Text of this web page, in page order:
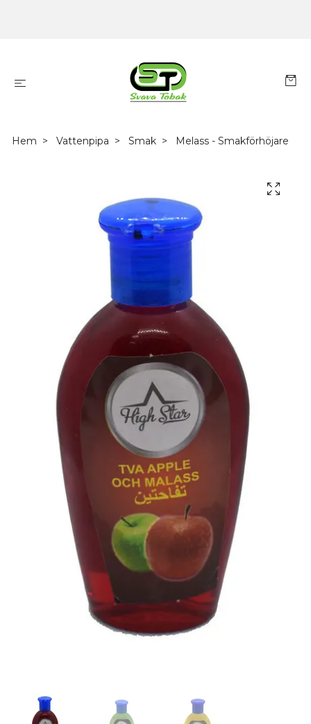
Hem Vattenpipa Smak Melass - Smakförhöjare